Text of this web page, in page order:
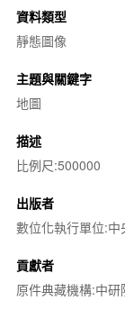
資料類型
靜態圖像
主題與關鍵字
地圖
描述
比例尺:500000
出版者
數位化執行單位:
貢獻者
原件典藏機構:中